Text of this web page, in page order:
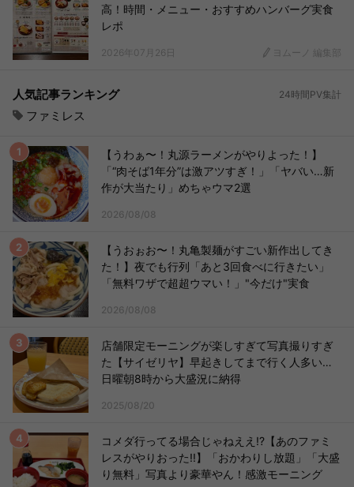
高！時間・メニュー・おすすめハンバーグ実食
レポ
2026年07月26日 ヨムーノ 編集部
人気記事ランキング 24時間PV集計
ファミレス
【うわぁ〜！丸源ラーメンがやりよった！】
「“肉そば1年分”は激アツすぎ！」「ヤバい…新
作が大当たり」めちゃウマ2選
2026/08/08
【うおぉお〜！丸亀製麺がすごい新作出してき
た！】夜でも行列「あと3回食べに行きたい」
「無料ワザで超超ウマい！」"今だけ"実食
2026/08/08
店舗限定モーニングが楽しすぎて写真撮りすぎ
た【サイゼリヤ】早起きしてまで行く人多い…
日曜朝8時から大盛況に納得
2025/08/20
コメダ行ってる場合じゃねええ!?【あのファミ
レスがやりおった!!】「おかわりし放題」「大盛
り無料」写真より豪華やん！感激モーニング